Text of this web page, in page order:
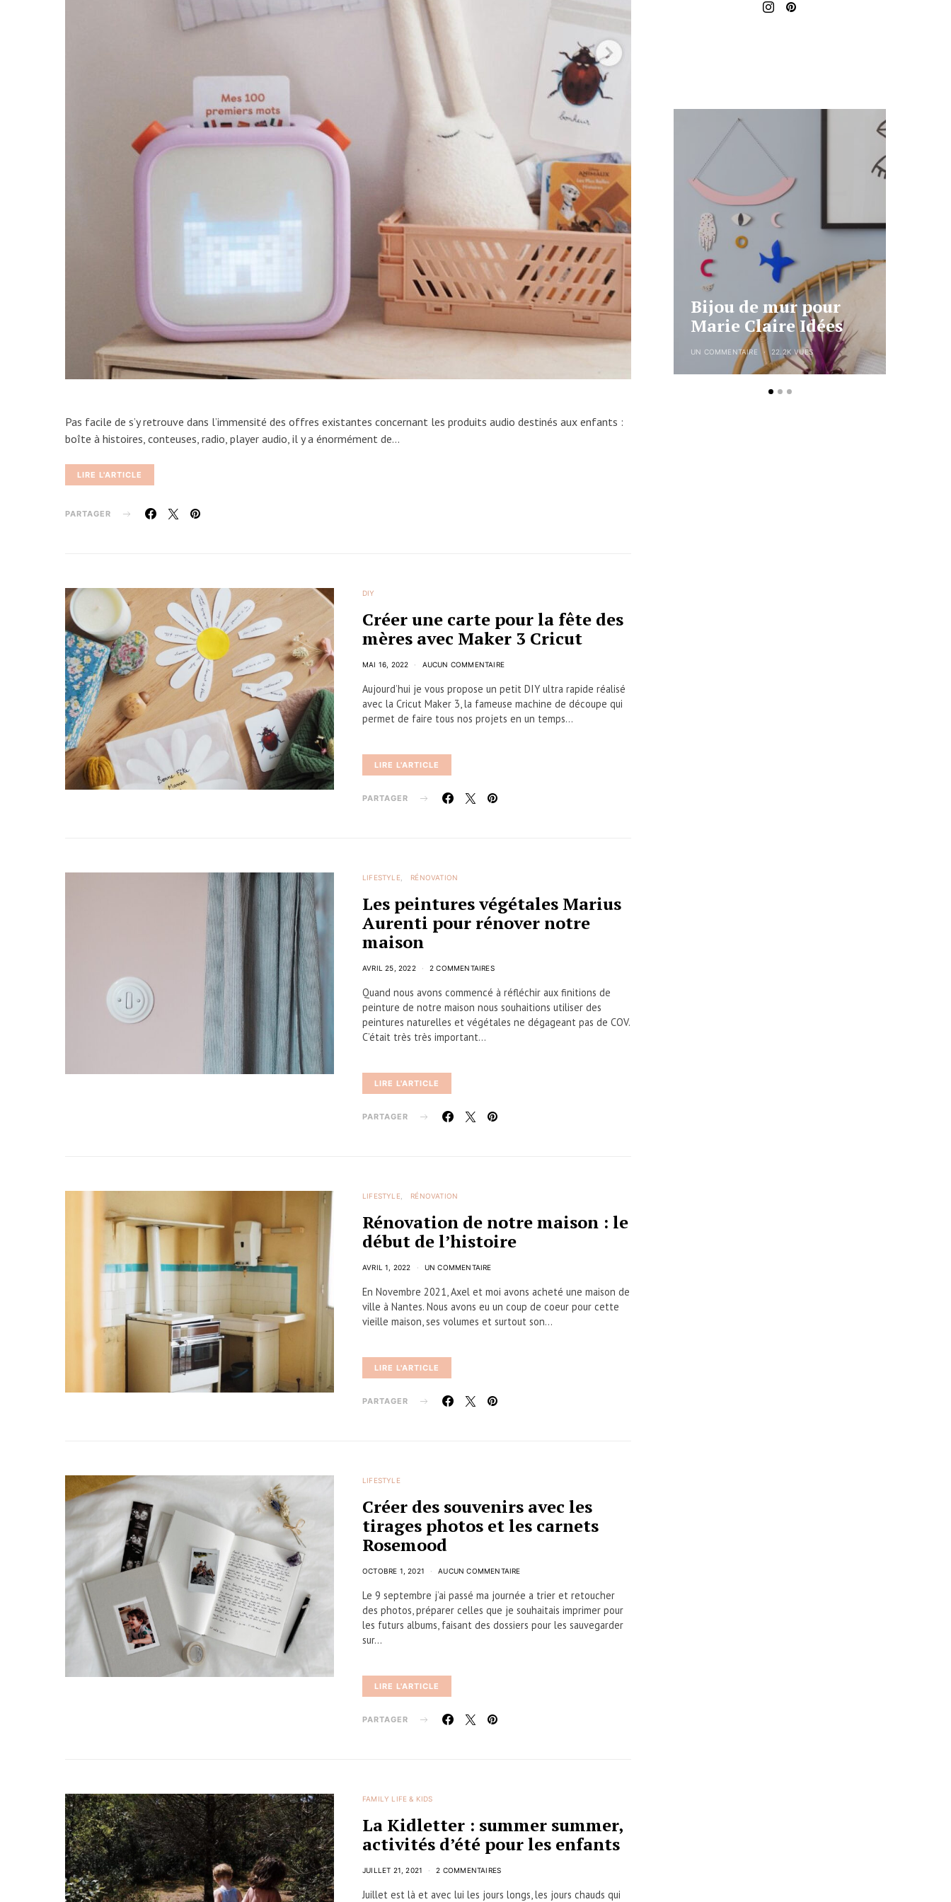
Pas facile de s’y retrouve dans l’immensité des offres existantes concernant les produits audio destinés aux enfants :
boîte à histoires, conteuses, radio, player audio, il y a énormément de…
LIRE L'ARTICLE
PARTAGER
DIY
Créer une carte pour la fête des
mères avec Maker 3 Cricut
MAI 16, 2022 AUCUN COMMENTAIRE
Aujourd’hui je vous propose un petit DIY ultra rapide réalisé
avec la Cricut Maker 3, la fameuse machine de découpe qui
permet de faire tous nos projets en un temps…
LIRE L'ARTICLE
PARTAGER
LIFESTYLE RÉNOVATION
Les peintures végétales Marius
Aurenti pour rénover notre
maison
AVRIL 25, 2022 2 COMMENTAIRES
Quand nous avons commencé à réfléchir aux finitions de
peinture de notre maison nous souhaitions utiliser des
peintures naturelles et végétales ne dégageant pas de COV.
C’était très très important…
LIRE L'ARTICLE
PARTAGER
LIFESTYLE RÉNOVATION
Rénovation de notre maison : le
début de l’histoire
AVRIL 1, 2022 UN COMMENTAIRE
En Novembre 2021, Axel et moi avons acheté une maison de
ville à Nantes. Nous avons eu un coup de coeur pour cette
vieille maison, ses volumes et surtout son…
LIRE L'ARTICLE
PARTAGER
LIFESTYLE
Créer des souvenirs avec les
tirages photos et les carnets
Rosemood
OCTOBRE 1, 2021 AUCUN COMMENTAIRE
Le 9 septembre j’ai passé ma journée a trier et retoucher
des photos, préparer celles que je souhaitais imprimer pour
les futurs albums, faisant des dossiers pour les sauvegarder
sur…
LIRE L'ARTICLE
PARTAGER
FAMILY LIFE & KIDS
La Kidletter : summer summer,
activités d’été pour les enfants
JUILLET 21, 2021 2 COMMENTAIRES
Juillet est là et avec lui les jours longs, les jours chauds qui
Bijou de mur pour
Marie Claire Idées
UN COMMENTAIRE 22.2K VUES